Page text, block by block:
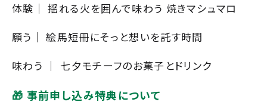
体験｜ 揺れる火を囲んで味わう 焼きマシュマロ
願う｜ 絵馬短冊にそっと想いを託す時間
味わう ｜ 七夕モチーフのお菓子とドリンク
🎁 事前申し込み特典について